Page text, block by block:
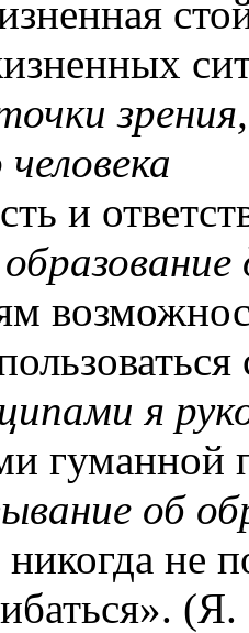
и
я
гуманной
об
не
(Я.